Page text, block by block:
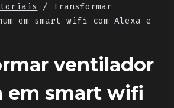
/ Transformar
em smart wifi com Alexa e
ventilador
em smart wifi